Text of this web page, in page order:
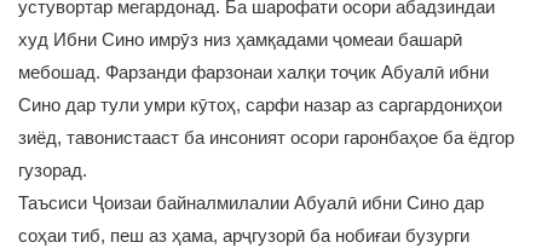
устувортар мегардонад. Ба шарофати осори абадзиндаи
худ Ибни Сино имрӯз низ ҳамқадами ҷомеаи башарӣ
мебошад. Фарзанди фарзонаи халқи тоҷик Абуалӣ ибни
Сино дар тули умри кӯтоҳ, сарфи назар аз саргардониҳои
зиёд, тавонистааст ба инсоният осори гаронбаҳое ба ёдгор
гузорад.
Таъсиси Ҷоизаи байналмилалии Абуалӣ ибни Сино дар
соҳаи тиб, пеш аз ҳама, арҷгузорӣ ба нобиғаи бузурги